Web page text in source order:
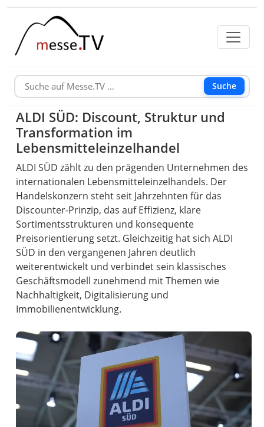
Suche
ALDI SÜD: Discount, Struktur und
Transformation im
Lebensmitteleinzelhandel
ALDI SÜD zählt zu den prägenden Unternehmen des
internationalen Lebensmitteleinzelhandels. Der
Handelskonzern steht seit Jahrzehnten für das
Discounter-Prinzip, das auf Effizienz, klare
Sortimentsstrukturen und konsequente
Preisorientierung setzt. Gleichzeitig hat sich ALDI
SÜD in den vergangenen Jahren deutlich
weiterentwickelt und verbindet sein klassisches
Geschäftsmodell zunehmend mit Themen wie
Nachhaltigkeit, Digitalisierung und
Immobilienentwicklung.